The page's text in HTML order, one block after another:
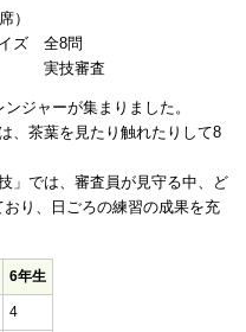
）
ズ 全8問
実技審査
ジャーが集まりました。
、茶葉を見たり触れたりして8
」では、審査員が見守る中、ど
り、日ごろの練習の成果を充
6年生
4